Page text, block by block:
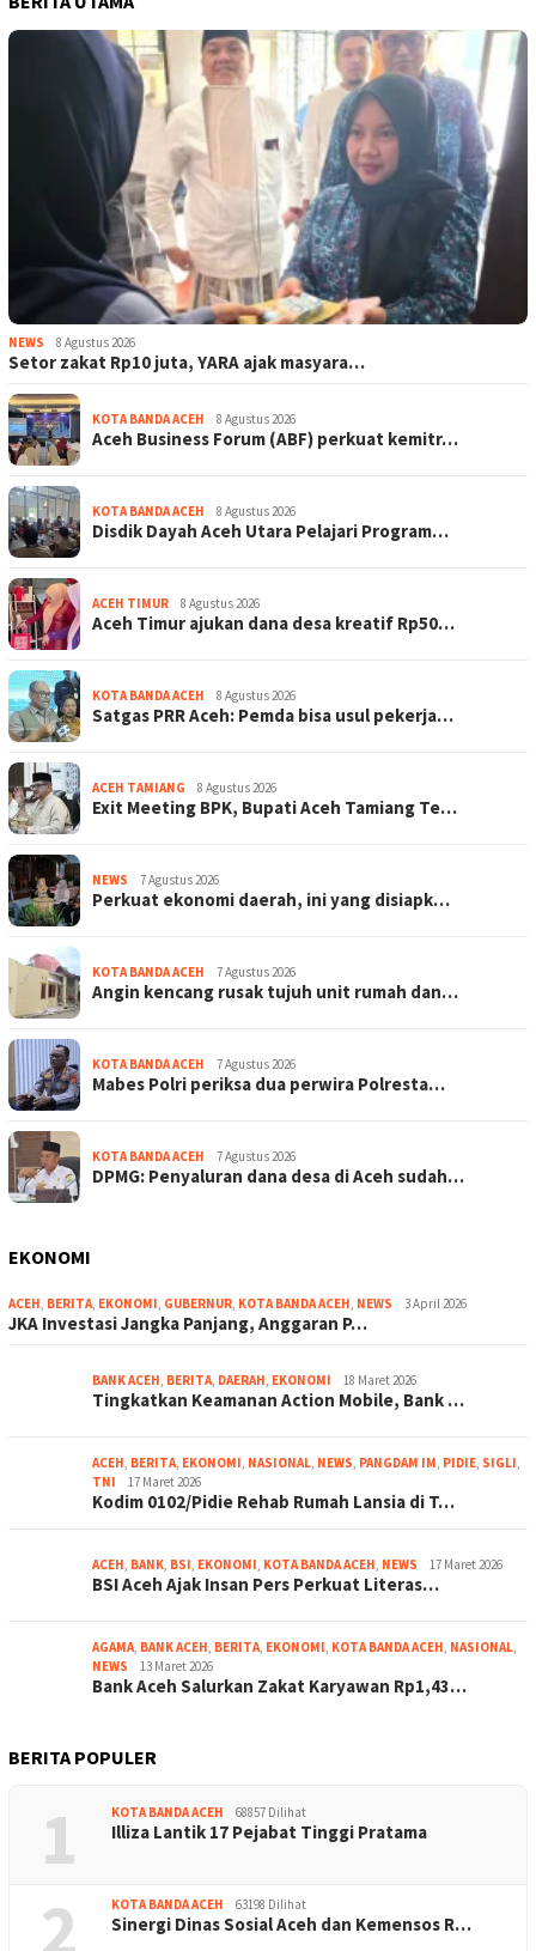
NEWS 8 Agustus 2026
Setor zakat Rp10 juta, YARA ajak masyara…
KOTA BANDA ACEH 8 Agustus 2026
Aceh Business Forum (ABF) perkuat kemitr…
KOTA BANDA ACEH 8 Agustus 2026
Disdik Dayah Aceh Utara Pelajari Program…
ACEH TIMUR 8 Agustus 2026
Aceh Timur ajukan dana desa kreatif Rp50…
KOTA BANDA ACEH 8 Agustus 2026
Satgas PRR Aceh: Pemda bisa usul pekerja…
ACEH TAMIANG 8 Agustus 2026
Exit Meeting BPK, Bupati Aceh Tamiang Te…
NEWS 7 Agustus 2026
Perkuat ekonomi daerah, ini yang disiapk…
KOTA BANDA ACEH 7 Agustus 2026
Angin kencang rusak tujuh unit rumah dan…
KOTA BANDA ACEH 7 Agustus 2026
Mabes Polri periksa dua perwira Polresta…
KOTA BANDA ACEH 7 Agustus 2026
DPMG: Penyaluran dana desa di Aceh sudah…
EKONOMI
ACEH, BERITA, EKONOMI, GUBERNUR, KOTA BANDA ACEH, NEWS 3 April 2026
JKA Investasi Jangka Panjang, Anggaran P…
BANK ACEH, BERITA, DAERAH, EKONOMI 18 Maret 2026
Tingkatkan Keamanan Action Mobile, Bank …
ACEH, BERITA, EKONOMI, NASIONAL, NEWS, PANGDAM IM, PIDIE, SIGLI,
TNI
17 Maret 2026
Kodim 0102/Pidie Rehab Rumah Lansia di T…
ACEH, BANK, BSI, EKONOMI, KOTA BANDA ACEH, NEWS 17 Maret 2026
BSI Aceh Ajak Insan Pers Perkuat Literas…
AGAMA, BANK ACEH, BERITA, EKONOMI, KOTA BANDA ACEH, NASIONAL,
NEWS
13 Maret 2026
Bank Aceh Salurkan Zakat Karyawan Rp1,43…
BERITA POPULER
1 KOTA BANDA ACEH 68857 Dilihat
Illiza Lantik 17 Pejabat Tinggi Pratama
2 KOTA BANDA ACEH 63198 Dilihat
Sinergi Dinas Sosial Aceh dan Kemensos R…